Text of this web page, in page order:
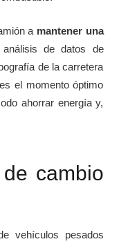
a mantener una
de datos de
de la carretera
el momento óptimo
ahorrar energía y,
cambio
vehículos pesados